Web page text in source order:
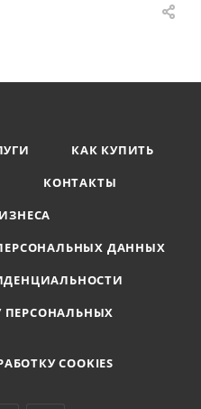
КАК КУПИТЬ
КОНТАКТЫ
ДАННЫХ
ПЕРСОНАЛЬНЫХ
COOKIES